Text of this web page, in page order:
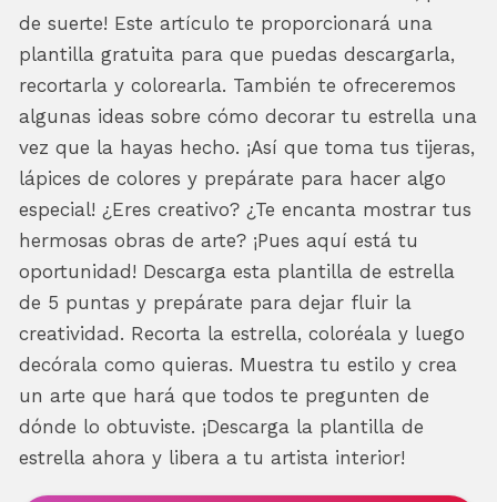
de suerte! Este artículo te proporcionará una
plantilla gratuita para que puedas descargarla,
recortarla y colorearla. También te ofreceremos
algunas ideas sobre cómo decorar tu estrella una
vez que la hayas hecho. ¡Así que toma tus tijeras,
lápices de colores y prepárate para hacer algo
especial! ¿Eres creativo? ¿Te encanta mostrar tus
hermosas obras de arte? ¡Pues aquí está tu
oportunidad! Descarga esta plantilla de estrella
de 5 puntas y prepárate para dejar fluir la
creatividad. Recorta la estrella, coloréala y luego
decórala como quieras. Muestra tu estilo y crea
un arte que hará que todos te pregunten de
dónde lo obtuviste. ¡Descarga la plantilla de
estrella ahora y libera a tu artista interior!